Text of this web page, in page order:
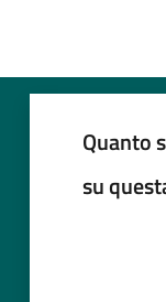
Quanto
su